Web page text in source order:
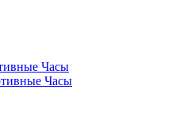
Часы
Часы